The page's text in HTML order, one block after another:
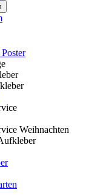
Weihnachten